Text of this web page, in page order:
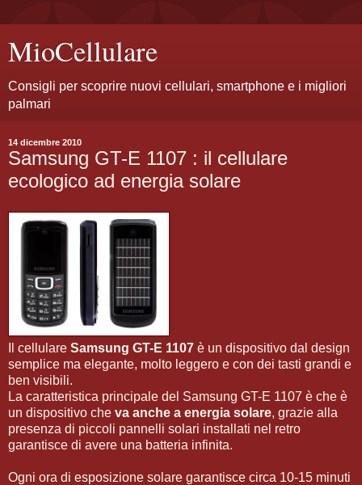
MioCellulare
Consigli per scoprire nuovi cellulari, smartphone e i migliori
palmari
14 dicembre 2010
Samsung GT-E 1107 : il cellulare
ecologico ad energia solare
Il cellulare Samsung GT-E 1107 è un dispositivo dal design
semplice ma elegante, molto leggero e con dei tasti grandi e
ben visibili.
La caratteristica principale del Samsung GT-E 1107 è che è
un dispositivo che va anche a energia solare, grazie alla
presenza di piccoli pannelli solari installati nel retro
garantisce di avere una batteria infinita.
Ogni ora di esposizione solare garantisce circa 10-15 minuti